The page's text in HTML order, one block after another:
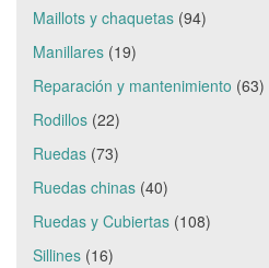
Maillots y chaquetas (94)
Manillares (19)
Reparación y mantenimiento (63)
Rodillos (22)
Ruedas (73)
Ruedas chinas (40)
Ruedas y Cubiertas (108)
Sillines (16)